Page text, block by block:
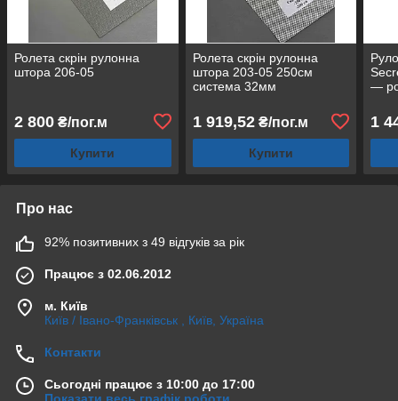
Ролета скрін рулонна
штора 206-05
2 800 ₴/пог.м
Купити
Ролета скрін рулонна
штора 203-05 250см
система 32мм
1 919,52₴/пог.м
Купити
—
1
Про нас
92% позитивних з 49 відгуків за рік
Працює з 02.06.2012
м. Київ
Київ / Івано-Франківськ , Київ, Україна
Контакти
Сьогодні працює з 10:00 до 17:00